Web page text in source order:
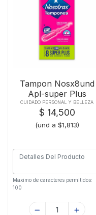
Tampon Nosx8und
Apl-super Plus
CUIDADO PERSONAL Y BELLEZA
$ 14,500
(und a $1,813)
Maximo de caracteres permitidos:
100